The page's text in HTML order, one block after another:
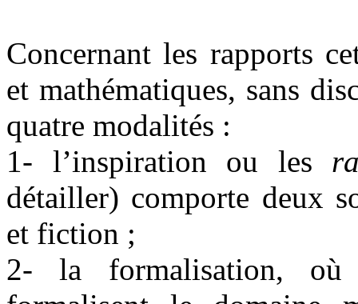
Concernant les rapports
et mathématiques, sans
quatre modalités :
1- l’inspiration ou les
détailler) comporte deux
et fiction ;
2- la formalisation, où